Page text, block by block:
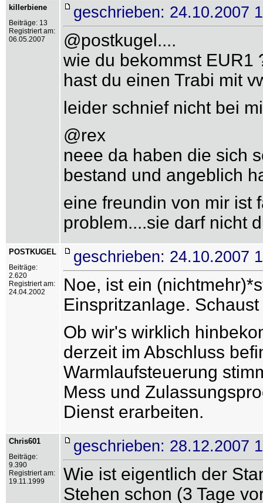
killerbiene
Beiträge: 13
Registriert am:
06.05.2007
geschrieben: 24.10.2007
@postkugel....
wie du bekommst EUR1
hast du einen Trabi mit
leider schnief nicht bei
@rex
neee da haben die sich
bestand und angeblich
eine freundin von mir ist
problem....sie darf nicht
POSTKUGEL
Beiträge:
2.620
Registriert am:
24.04.2002
geschrieben: 24.10.2007
Noe, ist ein
Einspritzanlage.
Ob wir's wirklich
derzeit im Abschluss
Warmlaufsteuerung
Mess und
Dienst erarbeiten.
Chris601
Beiträge:
9.390
Registriert am:
19.11.1999
geschrieben: 28.12.2007
Wie ist eigentlich der
Stehen schon (3 Tage